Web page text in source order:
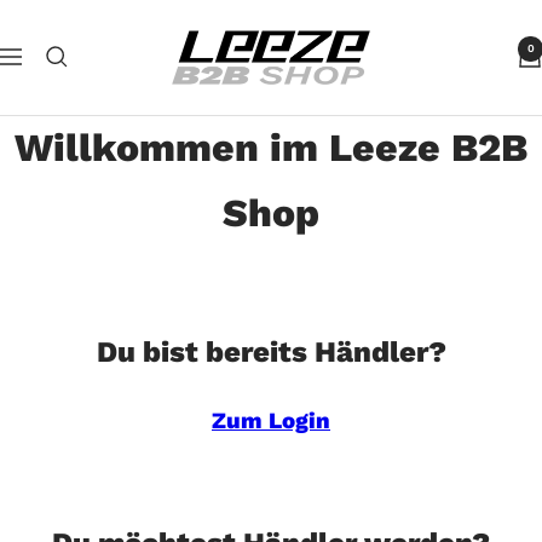
zum
Navigation
Leeze
B2B
0
Willkommen im Leeze B2B
Shop
Du bist bereits Händler?
Zum Login